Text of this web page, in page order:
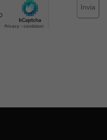
Invia